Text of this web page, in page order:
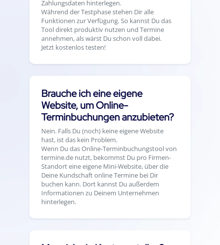
Zahlungsdaten hinterlegen.
Während der Testphase stehen Dir alle
Funktionen zur Verfügung. So kannst Du das
Tool direkt produktiv nutzen und Termine
annehmen, als wärst Du schon voll dabei.
Jetzt kostenlos testen!
Brauche ich eine eigene
Website, um Online-
Terminbuchungen anzubieten?
Nein. Falls Du (noch) keine eigene Website
hast, ist das kein Problem.
Wenn Du das Online-Terminbuchungstool von
termine.de nutzt, bekommst Du pro Firmen-
Standort eine eigene Mini-Website, über die
Deine Kundschaft online Termine bei Dir
buchen kann. Dort kannst Du außerdem
Informationen zu Deinem Unternehmen
hinterlegen.